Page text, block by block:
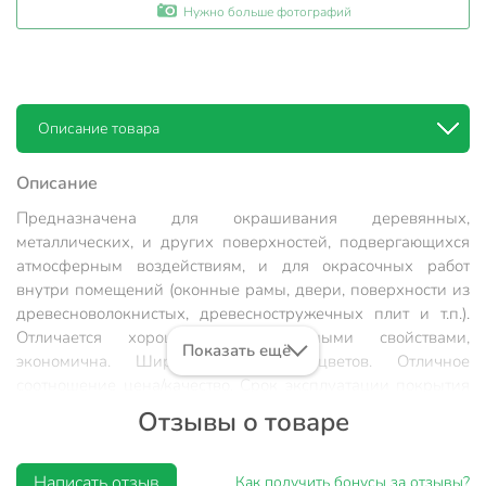
Нужно больше фотографий
Описание товара
Описание
Предназначена для окрашивания деревянных,
металлических, и других поверхностей, подвергающихся
атмосферным воздействиям, и для окрасочных работ
внутри помещений (оконные рамы, двери, поверхности из
древесноволокнистых, древесностружечных плит и т.п.).
Отличается хорошими декоративными свойствами,
экономична. Широкая палитра цветов. Отличное
не менее 2-х лет.
Состав : Алкидный лак, пигменты, наполнитель,
Показать ещё
Отзывы о товаре
Как получить бонусы за отзывы?